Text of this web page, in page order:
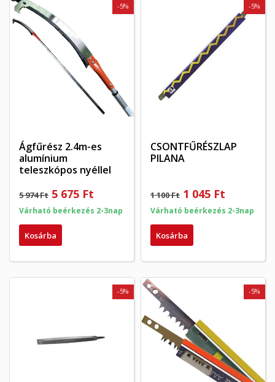
Ágfűrész 2.4m-es
alumínium
teleszkópos nyéllel
5 974 Ft
-5%
5 675 Ft
Várható beérkezés 2-3nap
Kosárba
CSONTFŰRÉSZLAP
PILANA
1 100 Ft
-5%
1 045 Ft
Várható beérkezés 2-3nap
Kosárba
-5% -5%